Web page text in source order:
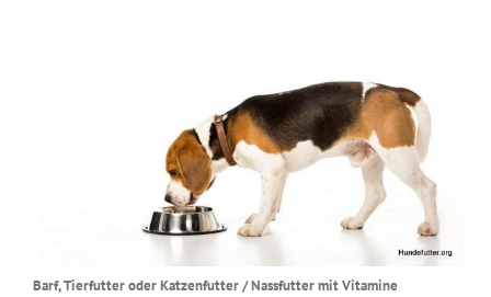
Barf, Tierfutter oder Katzenfutter / Nassfutter mit Vitamine